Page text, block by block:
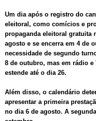
Um dia após o registro do
eleitoral, como comícios e
propaganda eleitoral gratuita
agosto e se encerra em 4 de
necessidade de segundo
8 de outubro, mas em rádio e
estende até o dia 26.
Além disso, o calendário
apresentar a primeira
no dia 6 de agosto. A